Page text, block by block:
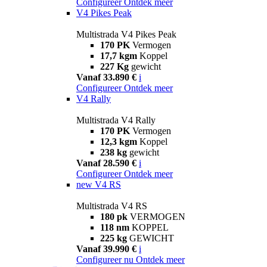
V4 Pikes Peak
Multistrada V4 Pikes Peak
170 PK Vermogen
17,7 kgm Koppel
227 Kg gewicht
Vanaf 33.890 € i
Configureer Ontdek meer
V4 Rally
Multistrada V4 Rally
170 PK Vermogen
12,3 kgm Koppel
238 kg gewicht
Vanaf 28.590 € i
Configureer Ontdek meer
new V4 RS
Multistrada V4 RS
180 pk VERMOGEN
118 nm KOPPEL
225 kg GEWICHT
Vanaf 39.990 € i
Configureer nu Ontdek meer